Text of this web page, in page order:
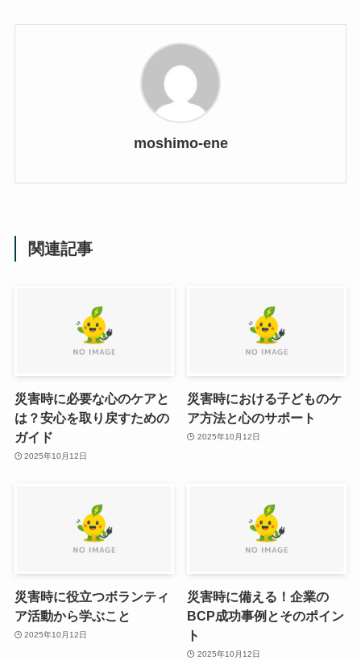
moshimo-ene
関連記事
災害時に必要な心のケアと
は？安心を取り戻すための
ガイド
2025年10月12日
災害時における子どものケ
ア方法と心のサポート
2025年10月12日
災害時に役立つボランティ
ア活動から学ぶこと
2025年10月12日
災害時に備える！企業の
BCP成功事例とそのポイン
ト
2025年10月12日